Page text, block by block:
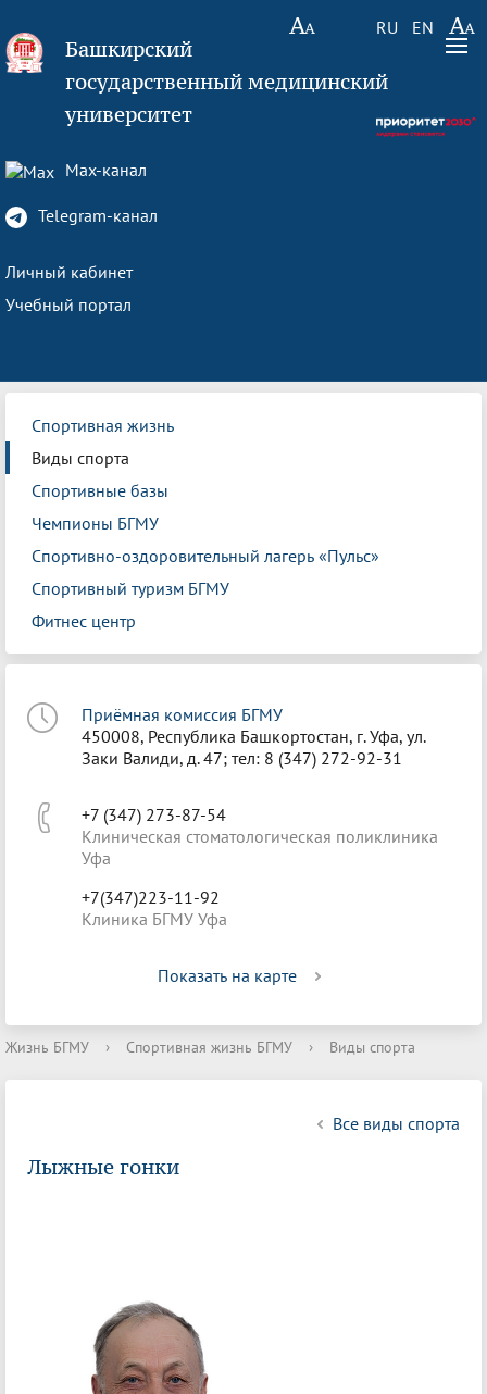
RU EN
Башкирский
государственный медицинский
университет
Max-канал
Telegram-канал
Личный кабинет
Учебный портал
Спортивная жизнь
Виды спорта
Спортивные базы
Чемпионы БГМУ
Спортивно-оздоровительный лагерь «Пульс»
Спортивный туризм БГМУ
Фитнес центр
Приёмная комиссия БГМУ
450008, Республика Башкортостан, г. Уфа, ул.
Заки Валиди, д. 47; тел: 8 (347) 272-92-31
+7 (347) 273-87-54
Клиническая стоматологическая поликлиника
Уфа
+7(347)223-11-92
Клиника БГМУ Уфа
Показать на карте
Жизнь БГМУ › Спортивная жизнь БГМУ › Виды спорта
Все виды спорта
Лыжные гонки